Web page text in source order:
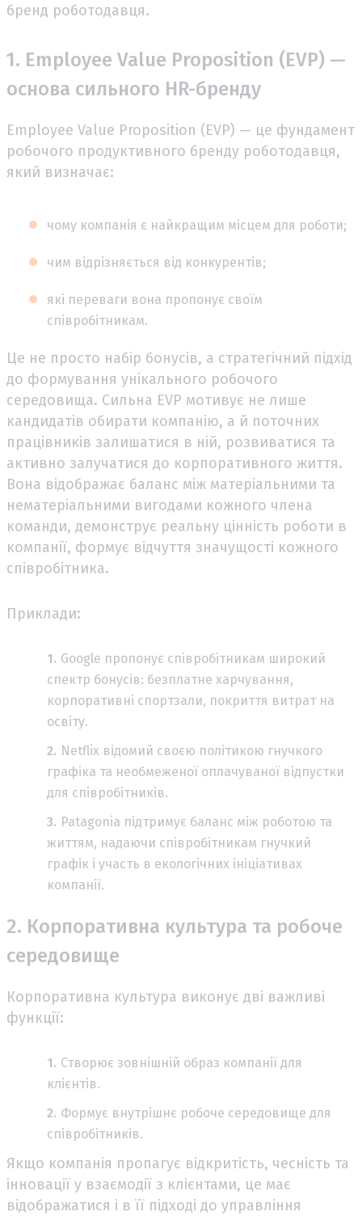
бренд роботодавця.
1. Employee Value Proposition (EVP) —
основа сильного HR-бренду
Employee Value Proposition (EVP) — це фундамент
робочого продуктивного бренду роботодавця,
який визначає:
чому компанія є найкращим місцем для роботи;
чим відрізняється від конкурентів;
які переваги вона пропонує своїм
співробітникам.
Це не просто набір бонусів, а стратегічний підхід
до формування унікального робочого
середовища. Сильна EVP мотивує не лише
кандидатів обирати компанію, а й поточних
працівників залишатися в ній, розвиватися та
активно залучатися до корпоративного життя.
Вона відображає баланс між матеріальними та
нематеріальними вигодами кожного члена
команди, демонструє реальну цінність роботи в
компанії, формує відчуття значущості кожного
співробітника.
Приклади:
Google пропонує співробітникам широкий
спектр бонусів: безплатне харчування,
корпоративні спортзали, покриття витрат на
освіту.
Netflix відомий своєю політикою гнучкого
графіка та необмеженої оплачуваної відпустки
для співробітників.
Patagonia підтримує баланс між роботою та
життям, надаючи співробітникам гнучкий
графік і участь в екологічних ініціативах
компанії.
2. Корпоративна культура та робоче
середовище
Корпоративна культура виконує дві важливі
функції:
Створює зовнішній образ компанії для
клієнтів.
Формує внутрішнє робоче середовище для
співробітників.
Якщо компанія пропагує відкритість, чесність та
інновації у взаємодії з клієнтами, це має
відображатися і в її підході до управління